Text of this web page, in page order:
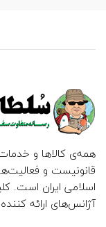
همه‌ی کالاها و
قانونیست و
اسلامی ایران است.
آژانس‌های ارائه